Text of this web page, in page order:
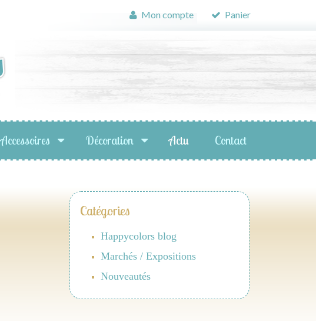
Mon compte Panier
Accessoires Décoration Actu Contact
Catégories
Happycolors blog
Marchés / Expositions
Nouveautés